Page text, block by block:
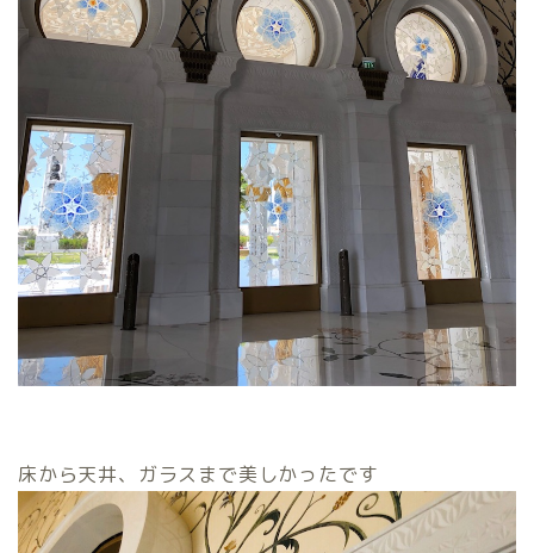
床から天井、ガラスまで美しかったです